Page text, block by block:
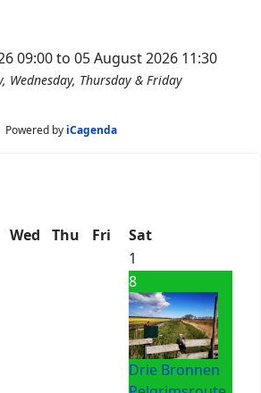
09:00to 05 August 2026 11:30
Wednesday, Thursday & Friday
Powered by iCagenda
Wed Thu Fri
Sat
1
8
Drie Bronnen